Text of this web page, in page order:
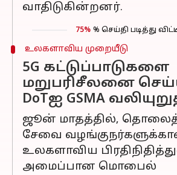
வாதிடுகின்றனர்.
75% % செய்தி படித்து
உலகளாவிய முறையீடு
5G கட்டுப்பாடுகளை
மறுபரிசீலனை
DoTஐ GSMA
ஜூன் மாதத்தில்,
சேவை
உலகளாவிய
அமைப்பான மொபைல்